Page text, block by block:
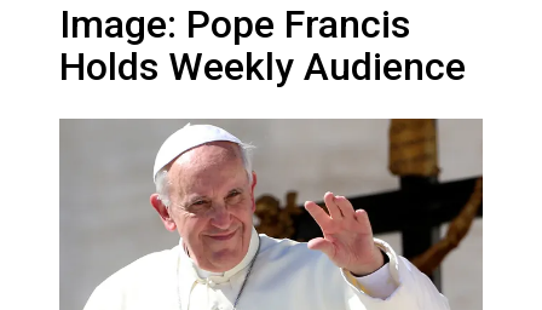
Image: Pope Francis
Holds Weekly Audience